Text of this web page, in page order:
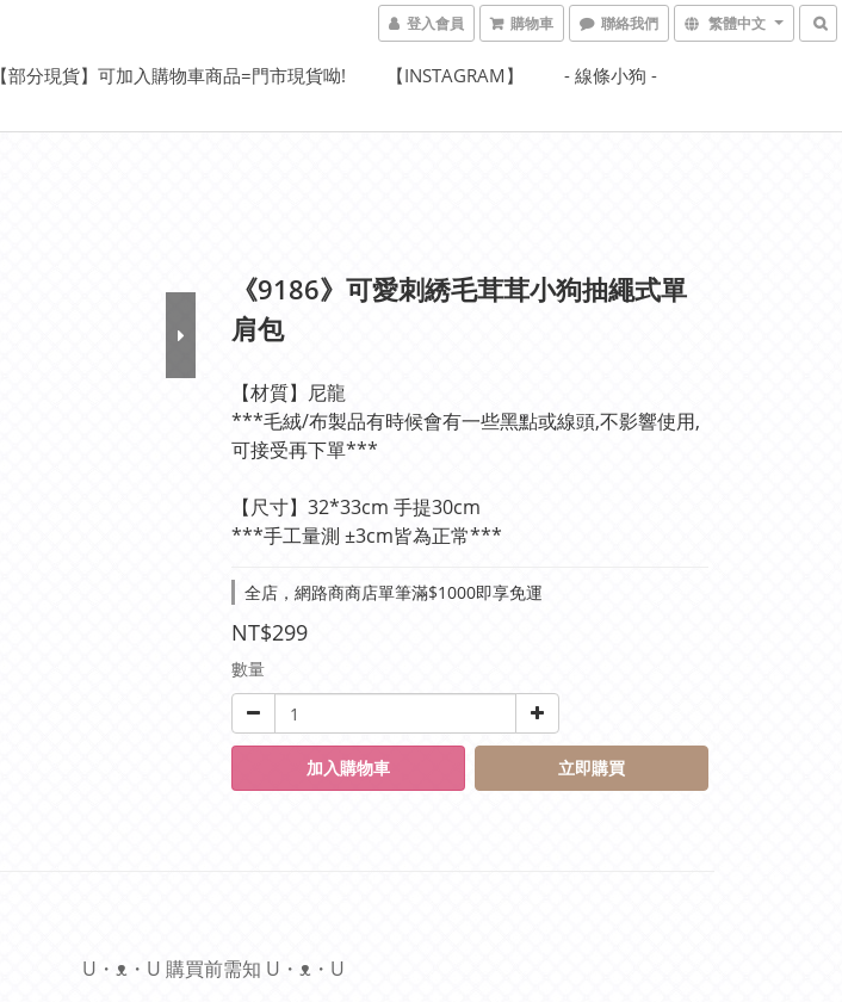
登入會員 購物車 聯絡我們 繁體中文
【部分現貨】可加入購物車商品=門市現貨呦! 【INSTAGRAM】 - 線條小狗 -
《9186》可愛刺綉毛茸茸小狗抽繩式單
肩包
【材質】尼龍
***毛絨/布製品有時候會有一些黑點或線頭,不影響使用,
可接受再下單***
【尺寸】32*33cm 手提30cm
***手工量測 ±3cm皆為正常***
全店，網路商商店單筆滿$1000即享免運
NT$299
數量
加入購物車 立即購買
U・ᴥ・U 購買前需知 U・ᴥ・U